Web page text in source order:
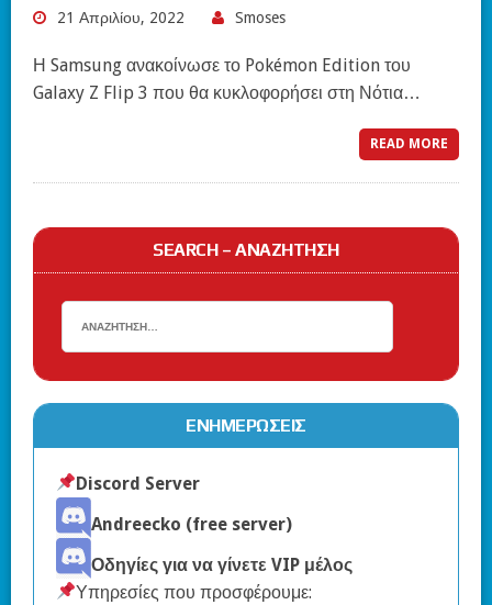
21 Απριλίου, 2022 Smoses
Η Samsung ανακοίνωσε το Pokémon Edition του
Galaxy Z Flip 3 που θα κυκλοφορήσει στη Νότια…
READ MORE
SEARCH – ΑΝΑΖΉΤΗΣΗ
ΕΝΗΜΕΡΏΣΕΙΣ
Discord Server
Andreecko (free server)
Οδηγίες για να γίνετε VIP μέλος
Υπηρεσίες που προσφέρουμε: